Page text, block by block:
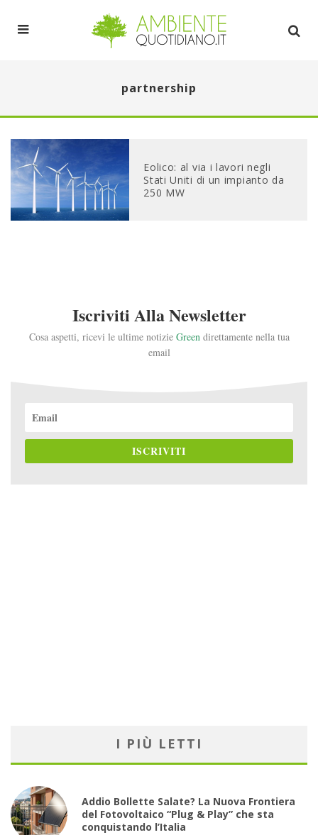
partnership
Eolico: al via i lavori negli
Stati Uniti di un impianto da
250 MW
Iscriviti Alla Newsletter
Cosa aspetti, ricevi le ultime notizie Greendirettamente nella tua
email
ISCRIVITI
I PIÙ LETTI
Addio Bollette Salate? La Nuova Frontiera
del Fotovoltaico “Plug & Play” che sta
conquistando l’Italia